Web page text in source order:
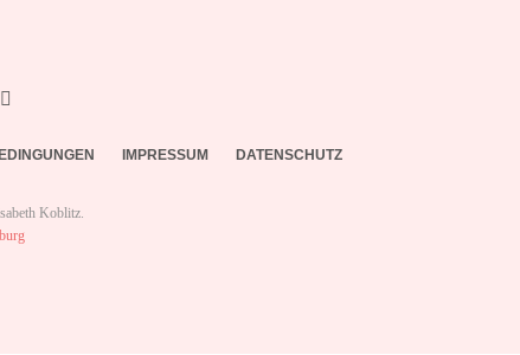
IMPRESSUM DATENSCHUTZ
Koblitz.